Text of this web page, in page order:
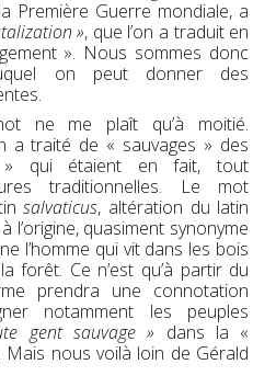
Première Guerre mondiale, a
», que l’on a traduit en
». Nous sommes donc
on peut donner des
ne me plaît qu’à moitié.
a traité de « sauvages » des
» qui étaient en fait, tout
traditionnelles. Le mot
salvaticus, altération du latin
l’origine, quasiment synonyme
l’homme qui vit dans les bois
forêt. Ce n’est qu’à partir du
prendra une connotation
notamment les peuples
gent sauvage » dans la «
Mais nous voilà loin de Gérald